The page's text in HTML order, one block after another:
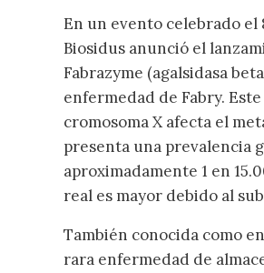
En un evento celebrado el
Biosidus anunció el
Fabrazyme (agalsidasa
enfermedad de Fabry.
cromosoma X afecta el
presenta una prevalencia
aproximadamente 1 en
real es mayor debido al
También conocida como
rara enfermedad de